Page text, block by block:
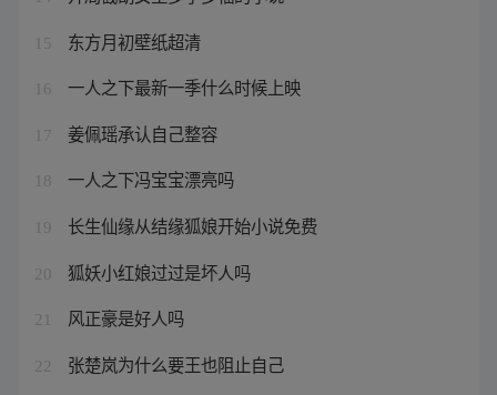
15 东方月初壁纸超清
16 一人之下最新一季什么时候上映
17 姜佩瑶承认自己整容
18 一人之下冯宝宝漂亮吗
19 长生仙缘从结缘狐娘开始小说免费
20 狐妖小红娘过过是坏人吗
21 风正豪是好人吗
22 张楚岚为什么要王也阻止自己